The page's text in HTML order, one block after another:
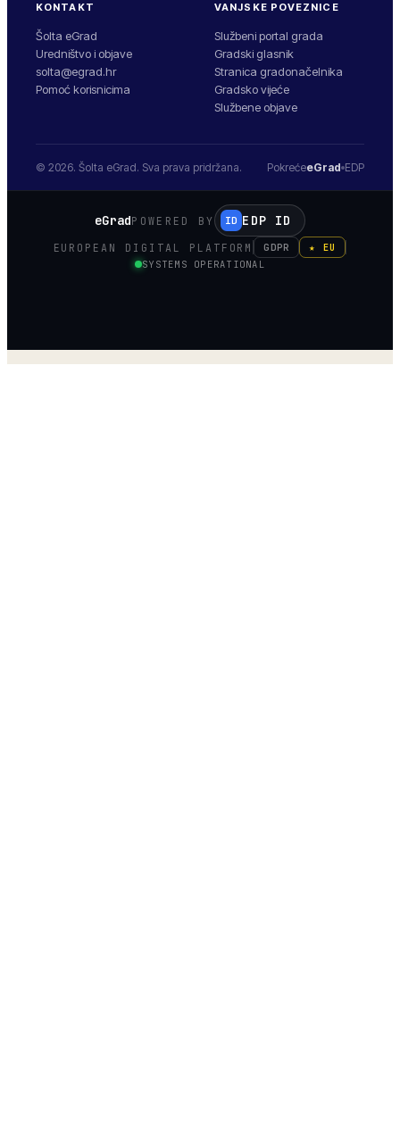
KONTAKT
Šolta eGrad
Uredništvo i objave
solta@egrad.hr
Pomoć korisnicima
VANJSKE POVEZNICE
Službeni portal grada
Gradski glasnik
Stranica gradonačelnika
Gradsko vijeće
Službene objave
© 2026. Šolta eGrad. Sva prava pridržana. PokrećeeGrad EDP
eGradPOWERED BY ID EDP ID
EUROPEAN DIGITAL PLATFORM GDPR
★ EU
SYSTEMS OPERATIONAL